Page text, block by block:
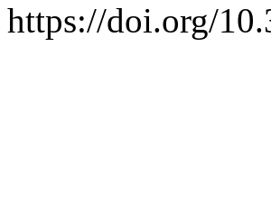
https://doi.org/